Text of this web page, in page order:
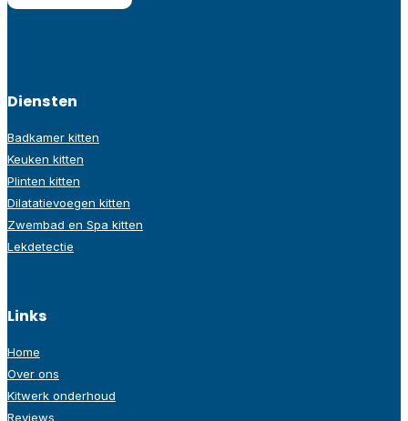
Diensten
Badkamer kitten
Keuken kitten
Plinten kitten
Dilatatievoegen kitten
Zwembad en Spa kitten
Lekdetectie
Links
Home
Over ons
Kitwerk onderhoud
Reviews